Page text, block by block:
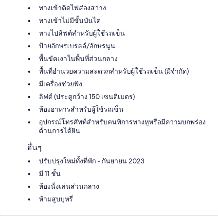
ทางเข้าติดไฟส่องสว่าง
ทางเข้าไม่มีขั้นบันได
ทางไปลิฟต์สำหรับผู้ใช้รถเข็น
ป้ายอักษรเบรลล์/อักษรนูน
พื้นขัดเงาในพื้นที่ส่วนกลาง
พื้นที่อำนวยความสะดวกสำหรับผู้ใช้รถเข็น (มีจำกัด)
มีเครื่องช่วยฟัง
ลิฟต์ (ประตูกว้าง 150 เซนติเมตร)
ห้องอาหารสำหรับผู้ใช้รถเข็น
อุปกรณ์โทรศัพท์สำหรับคนพิการทางหูหรือมีความบกพร่อง
ด้านการได้ยิน
อื่นๆ
ปรับปรุงใหม่ทั้งที่พัก - กันยายน 2023
มี 11 ชั้น
ห้องนั่งเล่นส่วนกลาง
ห้ามสูบบุหรี่